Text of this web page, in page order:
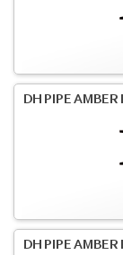
DH PIPE AMBER
DH PIPE AMBER